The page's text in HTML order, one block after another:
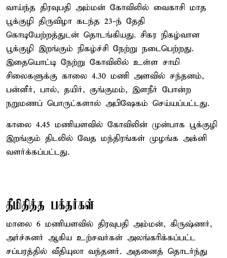
வாய்ந்த திரவுபதி அம்மன் கோவிலில் வைகாசி மாத
பூக்குழி திருவிழா கடந்த 23-ந் தேதி
கொடியேற்றத்துடன் தொடங்கியது. சிகர நிகழ்வான
பூக்குழி இறங்கும் நிகழ்ச்சி நேற்று நடைபெற்றது.
இதையொட்டி நேற்று கோவிலில் உள்ள சாமி
சிலைகளுக்கு காலை 4.30 மணி அளவில் சந்தனம்,
பன்னீர், பால், தயிர், குங்குமம், இளநீர் போன்ற
நறுமணப் பொருட்களால் அபிஷேகம் செய்யப்பட்டது.
காலை 4.45 மணியளவில் கோவிலின் முன்பாக பூக்குழி
இறங்கும் திடலில் வேத மந்திரங்கள் முழங்க அக்னி
வளர்க்கப்பட்டது.
தீமிதித்த பக்தர்கள்
மாலை 6 மணியளவில் திரவுபதி அம்மன், கிருஷ்ணர்,
அர்ச்சுனர் ஆகிய உற்சவர்கள் அலங்கரிக்கப்பட்ட
சப்பரத்தில் வீதியுலா வந்தனர். அதனைத் தொடர்ந்து